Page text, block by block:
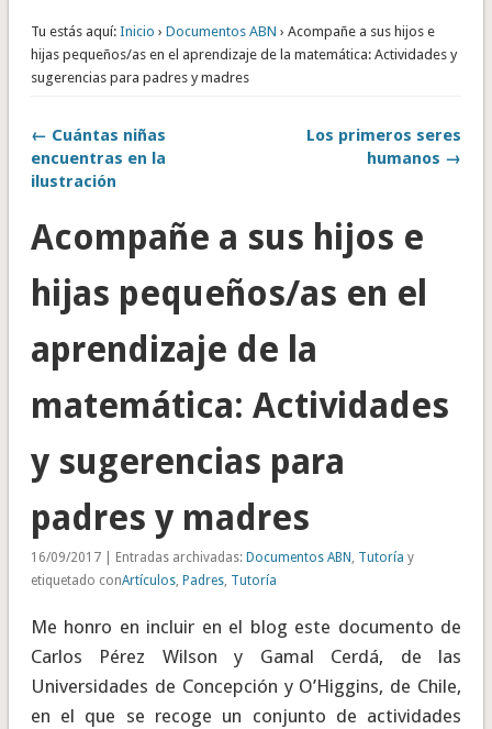
Tu estás aquí: Inicio › Documentos ABN › Acompañe a sus hijos e
hijas pequeños/as en el aprendizaje de la matemática: Actividades y
sugerencias para padres y madres
← Cuántas niñas
encuentras en la
ilustración
Los primeros seres
humanos →
Acompañe a sus hijos e
hijas pequeños/as en el
aprendizaje de la
matemática: Actividades
y sugerencias para
padres y madres
16/09/2017 | Entradas archivadas: Documentos ABN , Tutoría y
etiquetado conArtículos, Padres, Tutoría
Me honro en incluir en el blog este documento de
Carlos Pérez Wilson y Gamal Cerdá, de las
Universidades de Concepción y O’Higgins, de Chile,
en el que se recoge un conjunto de actividades